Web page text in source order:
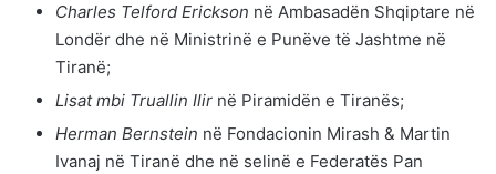
Charles Telford Erickson në Ambasadën Shqiptare në
Londër dhe në Ministrinë e Punëve të Jashtme në
Tiranë;
Lisat mbi Truallin Ilir në Piramidën e Tiranës;
Herman Bernstein në Fondacionin Mirash & Martin
Ivanaj në Tiranë dhe në selinë e Federatës Pan